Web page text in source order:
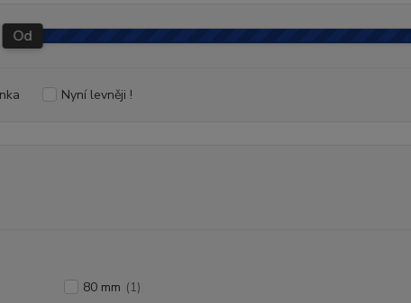
Od
Nyní levněji !
80 mm (1)